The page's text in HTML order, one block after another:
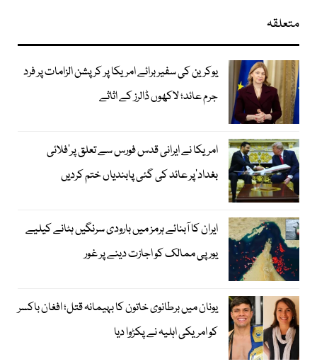
متعلقہ
یوکرین کی سفیر برائے امریکا پر کرپشن الزامات پر فرد
جرم عائد؛ لاکھوں ڈالرز کے اثاثے
امریکا نے ایرانی قدس فورس سے تعلق پر’فلائی
بغداد‘پر عائد کی گئی پابندیاں ختم کردیں
ایران کا آبنائے ہرمز میں بارودی سرنگیں ہٹانے کیلیے
یورپی ممالک کو اجازت دینے پر غور
یونان میں برطانوی خاتون کا بہیمانہ قتل؛ افغان باکسر
کو امریکی اہلیہ نے پکڑوا دیا